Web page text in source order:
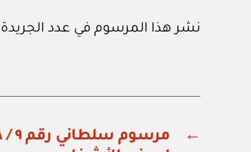
نشر هذا المرسوم في عدد الجريدة الرسمية رقم (١٤٤)
←